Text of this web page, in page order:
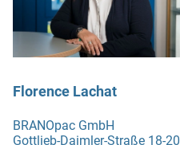
Florence Lachat
BRANOpac GmbH
Gottlieb-Daimler-Straße 18-20